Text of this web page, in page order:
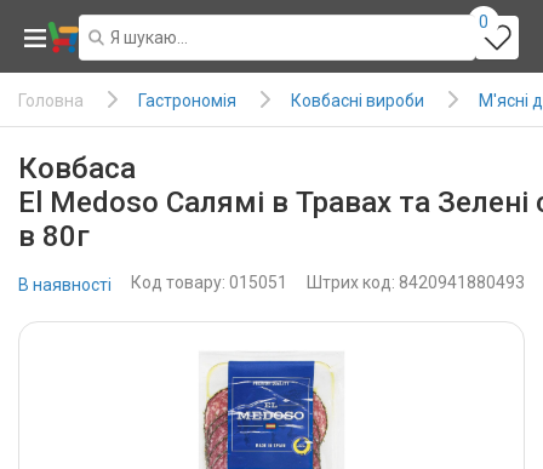
0
Головна Гастрономія Ковбасні вироби М'ясні
Ковбаса
El Medoso Салямі в Травах та Зелені
в 80г
В наявності Код товару: 015051 Штрих код: 8420941880493